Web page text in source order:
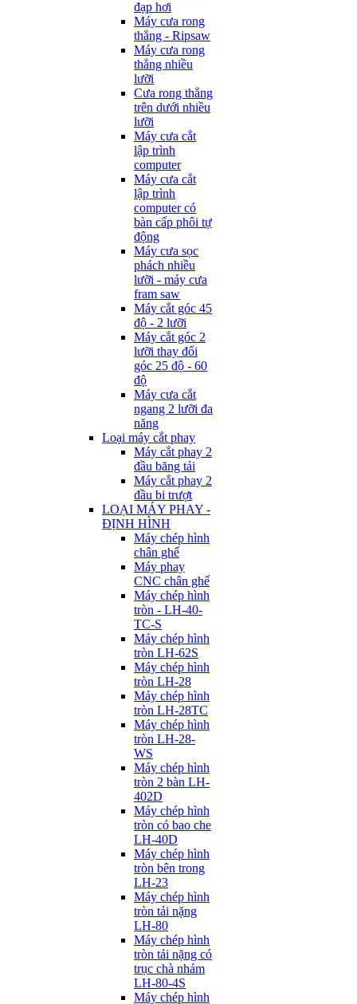
đạp hơi
Máy cưa rong
thẳng - Ripsaw
Máy cưa rong
thẳng nhiều
lưỡi
Cưa rong thẳng
trên dưới nhiều
lưỡi
Máy cưa cắt
lập trình
computer
Máy cưa cắt
lập trình
computer có
bàn cấp phôi tự
động
Máy cưa sọc
phách nhiều
lưỡi - máy cưa
fram saw
Máy cắt góc 45
độ - 2 lưỡi
Máy cắt góc 2
lưỡi thay đổi
góc 25 độ - 60
độ
Máy cưa cắt
ngang 2 lưỡi đa
năng
Loại máy cắt phay
Máy cắt phay 2
đầu băng tải
Máy cắt phay 2
đầu bi trượt
LOẠI MÁY PHAY -
ĐỊNH HÌNH
Máy chép hình
chân ghế
Máy phay
CNC chân ghế
Máy chép hình
tròn - LH-40-
TC-S
Máy chép hình
tròn LH-62S
Máy chép hình
tròn LH-28
Máy chép hình
tròn LH-28TC
Máy chép hình
tròn LH-28-
WS
Máy chép hình
tròn 2 bàn LH-
402D
Máy chép hình
tròn có bao che
LH-40D
Máy chép hình
tròn bên trong
LH-23
Máy chép hình
tròn tải nặng
LH-80
Máy chép hình
tròn tải nặng có
trục chà nhám
LH-80-4S
Máy chép hình